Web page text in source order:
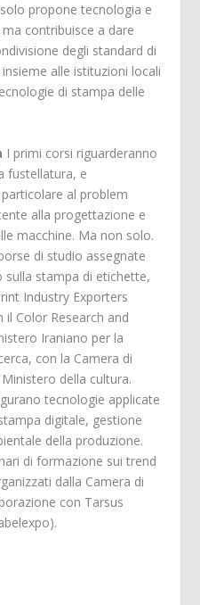
solo propone tecnologia e
contribuisce a dare
degli standard di
alle istituzioni locali
di stampa delle
I primi corsi riguarderanno
fustellatura, e
al problem
alla progettazione e
macchine. Ma non solo.
di studio assegnate
stampa di etichette,
Industry Exporters
Color Research and
Iraniano per la
con la Camera di
della cultura.
tecnologie applicate
digitale, gestione
della produzione.
di formazione sui trend
dalla Camera di
con Tarsus